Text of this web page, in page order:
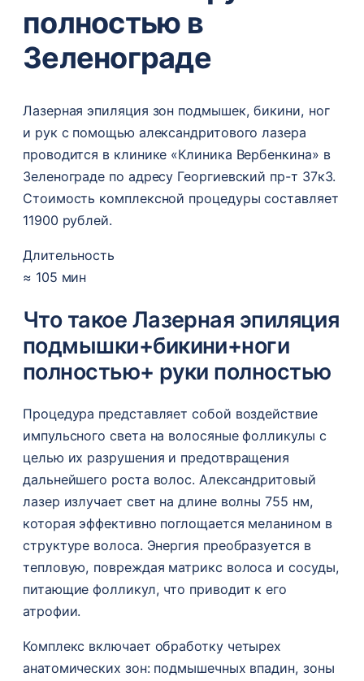
полностью в
Зеленограде
Лазерная эпиляция зон подмышек, бикини, ног
и рук с помощью александритового лазера
проводится в клинике «Клиника Вербенкина» в
Зеленограде по адресу Георгиевский пр-т 37к3.
Стоимость комплексной процедуры составляет
11900 рублей.
Длительность
≈ 105 мин
Что такое Лазерная эпиляция
подмышки+бикини+ноги
полностью+ руки полностью
Процедура представляет собой воздействие
импульсного света на волосяные фолликулы с
целью их разрушения и предотвращения
дальнейшего роста волос. Александритовый
лазер излучает свет на длине волны 755 нм,
которая эффективно поглощается меланином в
структуре волоса. Энергия преобразуется в
тепловую, повреждая матрикс волоса и сосуды,
питающие фолликул, что приводит к его
атрофии.
Комплекс включает обработку четырех
анатомических зон: подмышечных впадин, зоны